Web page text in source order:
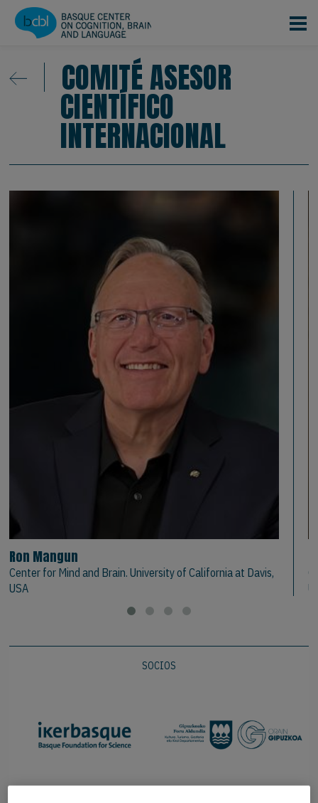
Pasar al contenido principal
COMITÉ ASESOR
CIENTÍFICO
INTERNACIONAL
Ron Mangun
Center for Mind and Brain. University of California at Davis,
USA
SOCIOS